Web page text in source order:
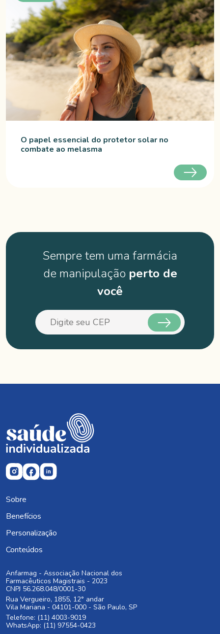
O papel essencial do protetor solar no
combate ao melasma
Sempre tem uma farmácia
de manipulação perto de
você
Sobre
Benefícios
Personalização
Conteúdos
Anfarmag - Associação Nacional dos
Farmacêuticos Magistrais - 2023
CNPJ 56.268.048/0001-30
Rua Vergueiro, 1855, 12° andar
Vila Mariana - 04101-000 - São Paulo, SP
Telefone: (11) 4003-9019
WhatsApp: (11) 97554-0423